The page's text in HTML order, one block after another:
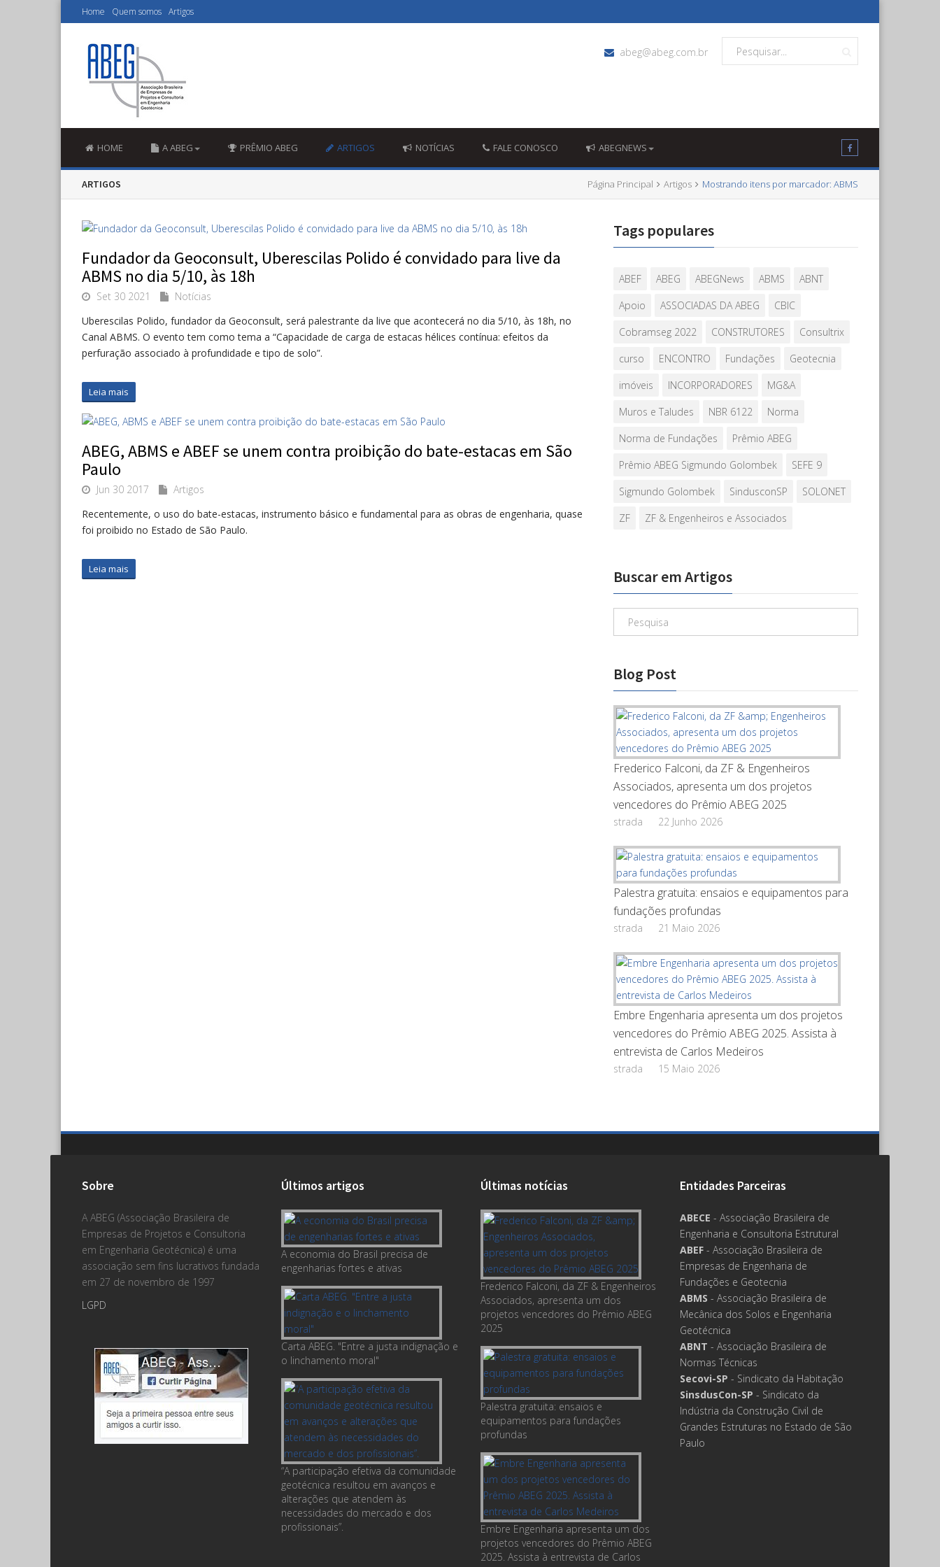
Home Quem somos Artigos
abeg@abeg.com.br
HOME A ABEG PRÊMIO ABEG ARTIGOS NOTÍCIAS FALE CONOSCO ABEGNEWS
ARTIGOS Página Principal Artigos Mostrando itens por marcador: ABMS
Fundador da Geoconsult, Uberescilas Polido é convidado para live da
ABMS no dia 5/10, às 18h
Set 30 2021
Notícias
Uberescilas Polido, fundador da Geoconsult, será palestrante da live que acontecerá no dia 5/10, às 18h, no
Canal ABMS. O evento tem como tema a “Capacidade de carga de estacas hélices contínua: efeitos da
perfuração associado à profundidade e tipo de solo”.
Leia mais
ABEG, ABMS e ABEF se unem contra proibição do bate-estacas em São
Paulo
Jun 30 2017
Artigos
Recentemente, o uso do bate-estacas, instrumento básico e fundamental para as obras de engenharia, quase
foi proibido no Estado de São Paulo.
Leia mais
Tags populares
ABEF ABEG ABEGNews ABMS
ABNT
Apoio
ASSOCIADAS DA ABEG
CBIC
Cobramseg 2022
CONSTRUTORES
Consultrix
curso
ENCONTRO Fundações
Geotecnia
imóveis
INCORPORADORES
MG&A
Muros e Taludes
NBR 6122
Norma
Norma de Fundações
Prêmio ABEG
Prêmio ABEG Sigmundo Golombek
SEFE 9
Sigmundo Golombek
SindusconSP
SOLONET
ZF
ZF & Engenheiros e Associados
Buscar em Artigos
Blog Post
Frederico Falconi, da ZF & Engenheiros
Associados, apresenta um dos projetos
vencedores do Prêmio ABEG 2025
strada 22 Junho 2026
Palestra gratuita: ensaios e equipamentos para
fundações profundas
strada 21 Maio 2026
Embre Engenharia apresenta um dos projetos
vencedores do Prêmio ABEG 2025. Assista à
entrevista de Carlos Medeiros
strada 15 Maio 2026
Sobre
A ABEG (Associação Brasileira de
Empresas de Projetos e Consultoria
em Engenharia Geotécnica) é uma
associação sem fins lucrativos fundada
em 27 de novembro de 1997
LGPD
Últimos artigos
A economia do Brasil precisa de
engenharias fortes e ativas
Carta ABEG. "Entre a justa indignação e
o linchamento moral"
“A participação efetiva da comunidade
geotécnica resultou em avanços e
alterações que atendem às
necessidades do mercado e dos
profissionais”.
Últimas notícias
Frederico Falconi, da ZF & Engenheiros
Associados, apresenta um dos
projetos vencedores do Prêmio ABEG
2025
Palestra gratuita: ensaios e
equipamentos para fundações
profundas
Embre Engenharia apresenta um dos
projetos vencedores do Prêmio ABEG
2025. Assista à entrevista de Carlos
Entidades Parceiras
ABECE - Associação Brasileira de
Engenharia e Consultoria Estrutural
ABEF - Associação Brasileira de
Empresas de Engenharia de
Fundações e Geotecnia
ABMS - Associação Brasileira de
Mecânica dos Solos e Engenharia
Geotécnica
ABNT - Associação Brasileira de
Normas Técnicas
Secovi-SP - Sindicato da Habitação
SinsdusCon-SP - Sindicato da
Indústria da Construção Civil de
Grandes Estruturas no Estado de São
Paulo